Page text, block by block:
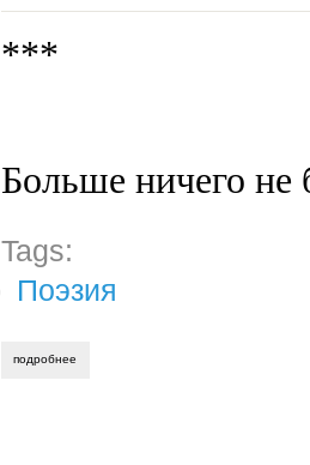
***
Больше ничего не
Tags:
Поэзия
подробнее